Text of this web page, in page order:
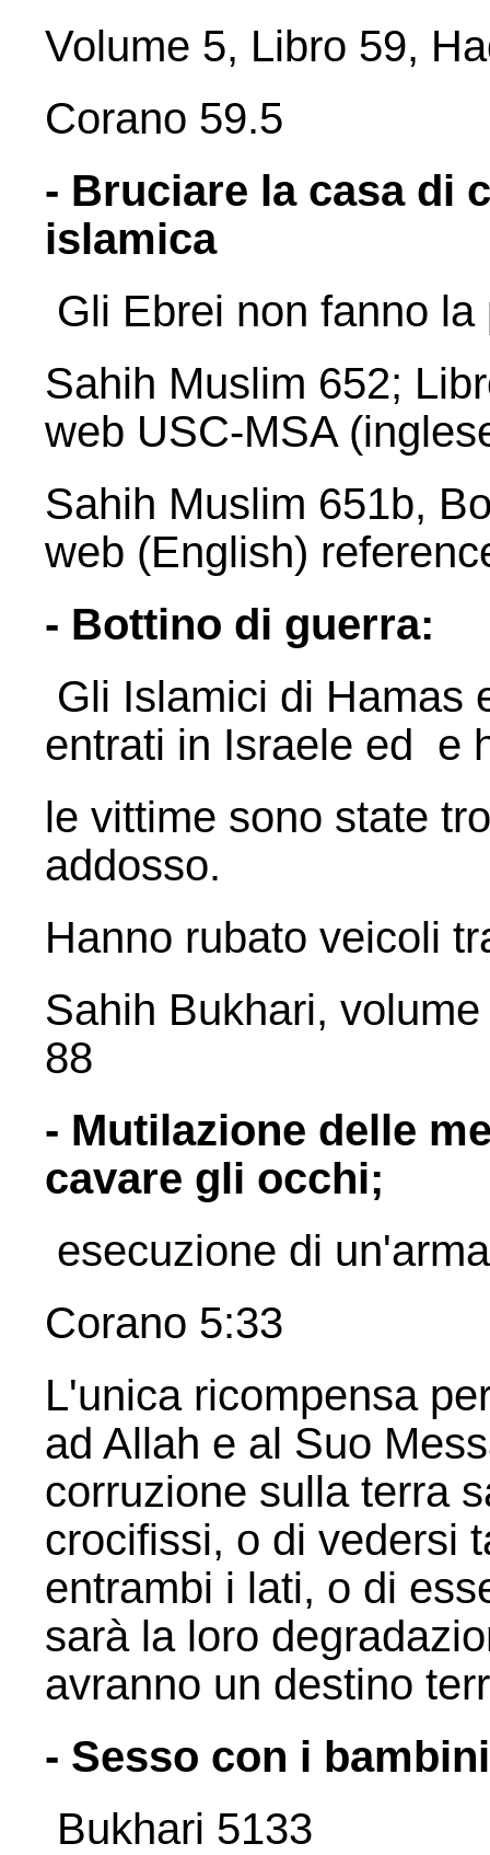
Volume 5, Libro 59,
Corano 59.5
- Bruciare la casa di
islamica
Gli Ebrei non fanno
Sahih Muslim 652;
web USC-MSA
Sahih Muslim 651b,
web (English)
- Bottino di guerra:
Gli Islamici di Hamas
entrati in Israele ed e
le vittime sono state
addosso.
Hanno rubato veicoli
Sahih Bukhari,
88
- Mutilazione delle
cavare gli occhi;
esecuzione di
Corano 5:33
L'unica ricompensa
ad Allah e al Suo
corruzione sulla terra
crocifissi, o di vedersi
entrambi i lati, o di
sarà la loro
avranno un destino
- Sesso con i bambini
Bukhari 5133